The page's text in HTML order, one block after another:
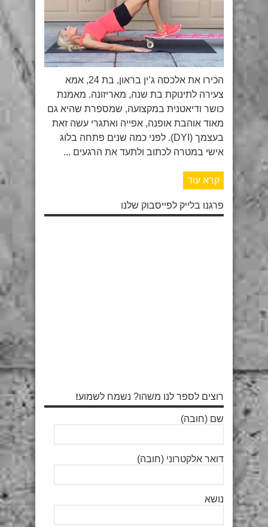
הכירו את אלכסה ג’ין בראון, בת 24, אמא
צעירה לתינוקת בת שנה, מאריזונה. מאמנת
כושר ודיאטנית במקצועה, שמספרת שהיא גם
מאוד אוהבת אופנה, אפייה ואתגרי עשה זאת
בעצמך (DYI). לפני כמה שנים פתחה בלוג
אישי במטרה לכתוב ולתעד את הרגעים ...
קרא עוד
פרגנו בלייק לפייסבוק שלנו
רוצים לספר לנו משהו? נשמח לשמוע!
שם (חובה)
דואר אלקטרוני (חובה)
נושא